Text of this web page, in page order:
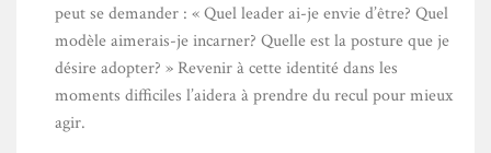
peut se demander : « Quel leader ai-je envie d’être? Quel
modèle aimerais-je incarner? Quelle est la posture que je
désire adopter? » Revenir à cette identité dans les
moments difficiles l’aidera à prendre du recul pour mieux
agir.